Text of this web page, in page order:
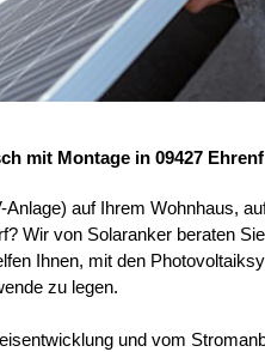
mit Montage in 09427
auf Ihrem Wohnhaus,
Wir von Solaranker beraten
Ihnen, mit den
zu legen.
und vom